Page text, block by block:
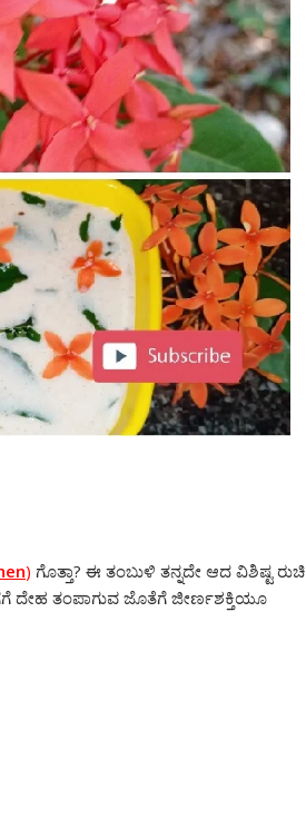
) ಗೊತ್ತಾ? ಈ ತಂಬುಳಿ ತನ್ನದೇ ಆದ ವಿಶಿಷ್ಟ ರುಚಿ
ದೇಹ ತಂಪಾಗುವ ಜೊತೆಗೆ ಜೀರ್ಣಶಕ್ತಿಯೂ